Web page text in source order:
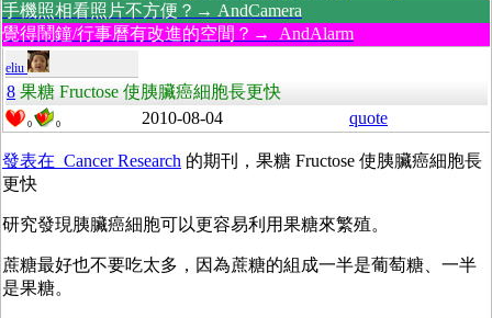
手機照相看照片不方便？→ AndCamera
覺得鬧鐘/行事曆有改進的空間？→ AndAlarm
eliu
8 果糖 Fructose 使胰臟癌細胞長更快
0 0 2010-08-04 quote
發表在 Cancer Research 的期刊，果糖 Fructose 使胰臟癌細胞長
更快
研究發現胰臟癌細胞可以更容易利用果糖來繁殖。
蔗糖最好也不要吃太多，因為蔗糖的組成一半是葡萄糖、一半
是果糖。